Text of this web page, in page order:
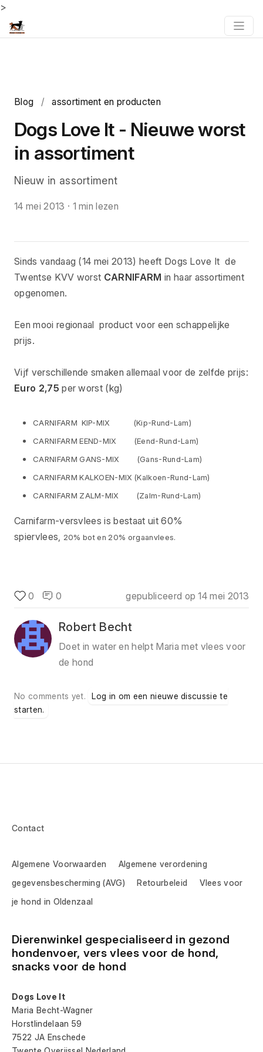
>
Blog / assortiment en producten
Dogs Love It - Nieuwe worst
in assortiment
Nieuw in assortiment
14 mei 2013 · 1 min lezen
Sinds vandaag (14 mei 2013) heeft Dogs Love It de
Twentse KVV worst CARNIFARM in haar assortiment
opgenomen.
Een mooi regionaal product voor een schappelijke
prijs.
Vijf verschillende smaken allemaal voor de zelfde prijs:
Euro 2,75 per worst (kg)
CARNIFARM KIP-MIX (Kip-Rund-Lam)
CARNIFARM EEND-MIX (Eend-Rund-Lam)
CARNIFARM GANS-MIX (Gans-Rund-Lam)
CARNIFARM KALKOEN-MIX (Kalkoen-Rund-Lam)
CARNIFARM ZALM-MIX (Zalm-Rund-Lam)
Carnifarm-versvlees is bestaat uit 60%
spiervlees, 20% bot en 20% orgaanvlees.
0 0 gepubliceerd op14 mei 2013
Robert Becht
Doet in water en helpt Maria met vlees voor
de hond
No comments yet.
Log in om een nieuwe discussie te
starten.
Contact
Algemene Voorwaarden
Algemene verordening
gegevensbescherming (AVG)
Retourbeleid
Vlees voor
je hond in Oldenzaal
Dierenwinkel gespecialiseerd in gezond
hondenvoer, vers vlees voor de hond,
snacks voor de hond
Dogs Love It
Maria Becht-Wagner
Horstlindelaan 59
7522 JA Enschede